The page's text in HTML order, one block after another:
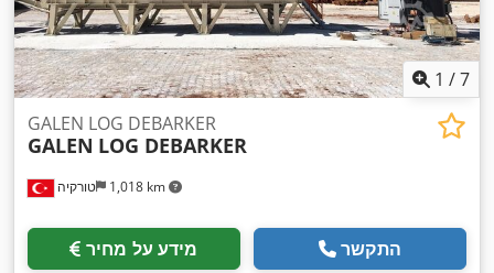
1 /7
טורקיה 1,018 km
GALEN LOG DEBARKER
GALEN LOG DEBARKER
מידע על מחיר התקשר